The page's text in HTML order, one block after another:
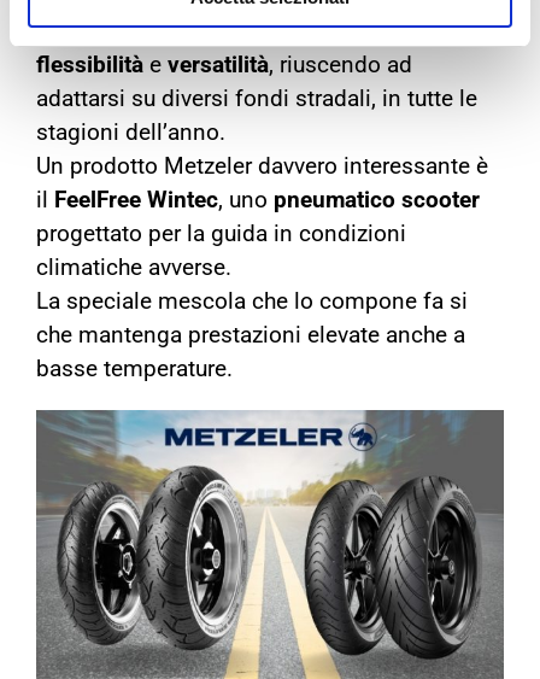
Il Roadtec è pneumatico dotato di estrema
flessibilità e versatilità, riuscendo ad
adattarsi su diversi fondi stradali, in tutte le
stagioni dell’anno.
Un prodotto Metzeler davvero interessante è
il
FeelFree Wintec, uno pneumatico scooter
progettato per la guida in condizioni
climatiche avverse.
La speciale mescola che lo compone fa si
che mantenga prestazioni elevate anche a
basse temperature.